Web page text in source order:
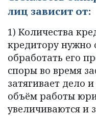
лиц зависит от:
1) Количества
кредитору нужно
обработать его
споры во время
затягивает дело
объём работы
увеличиваются и